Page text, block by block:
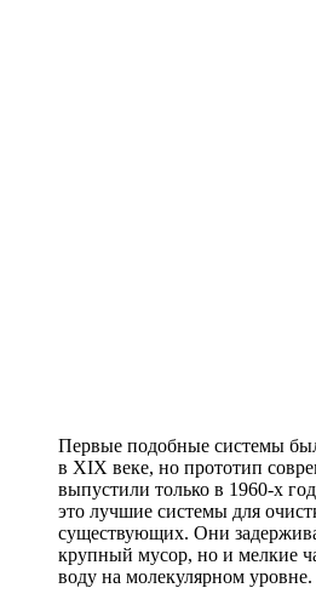
Первые подобные системы
в XIX веке, но прототип
выпустили только в 1960-х
это лучшие системы для
существующих. Они
крупный мусор, но и мелкие
воду на молекулярном уровне.